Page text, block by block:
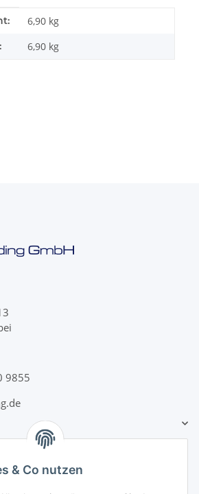
& Co nutzen
6,90 kg
6,90 kg
9855